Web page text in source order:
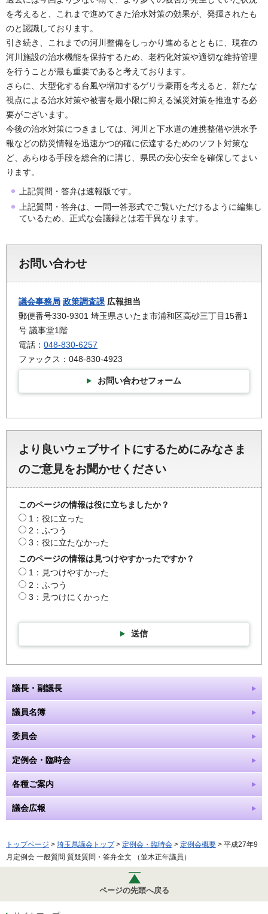
を考えると、これまで進めてきた治水対策の効果が、発揮されたも
のと認識しております。
引き続き、これまでの河川整備をしっかり進めるとともに、現在の
河川施設の治水機能を保持するため、老朽化対策や適切な維持管理
を行うことが最も重要であると考えております。
さらに、大型化する台風や増加するゲリラ豪雨を考えると、新たな
視点による治水対策や被害を最小限に抑える減災対策を推進する必
要がございます。
今後の治水対策につきましては、河川と下水道の連携整備や洪水予
報などの防災情報を迅速かつ的確に伝達するためのソフト対策な
ど、あらゆる手段を総合的に講じ、県民の安心安全を確保してまい
ります。
上記質問・答弁は速報版です。
上記質問・答弁は、一問一答形式でご覧いただけるように編集し
ているため、正式な会議録とは若干異なります。
お問い合わせ
議会事務局 政策調査課 広報担当
郵便番号330-9301 埼玉県さいたま市浦和区高砂三丁目15番1
号 議事堂1階
電話： 048-830-6257
ファックス：048-830-4923
お問い合わせフォーム
より良いウェブサイトにするためにみなさま
のご意見をお聞かせください
このページの情報は役に立ちましたか？
1：役に立った
2：ふつう
3：役に立たなかった
このページの情報は見つけやすかったですか？
1：見つけやすかった
2：ふつう
3：見つけにくかった
送信
議長・副議長
議員名簿
委員会
定例会・臨時会
各種ご案内
議会広報
トップページ > 埼玉県議会トップ> 定例会・臨時会 > 定例会概要 > 平成27年9
月定例会 一般質問 質疑質問・答弁全文 （並木正年議員）
ページの先頭へ戻る